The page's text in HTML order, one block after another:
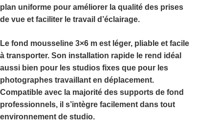
plan uniforme pour améliorer la qualité des prises
de vue et faciliter le travail d’éclairage.
Le fond mousseline 3×6 m est léger, pliable et facile
à transporter. Son installation rapide le rend idéal
aussi bien pour les studios fixes que pour les
photographes travaillant en déplacement.
Compatible avec la majorité des supports de fond
professionnels, il s’intègre facilement dans tout
environnement de studio.